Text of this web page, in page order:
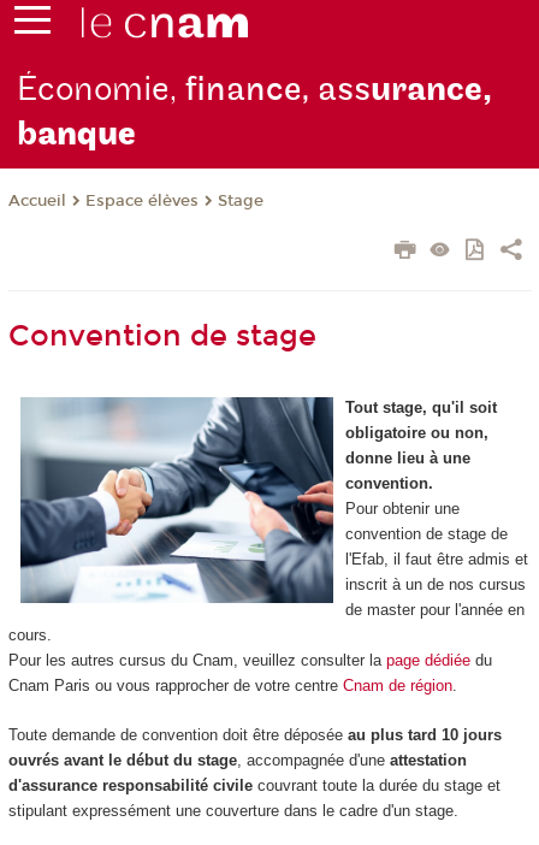
Économie,finance, assurance,
banque
Accueil Espace élèves Stage
Convention de stage
Tout stage, qu'il soit
obligatoire ou non,
donne lieu à une
convention.
Pour obtenir une
convention de stage de
l'Efab, il faut être admis et
inscrit à un de nos cursus
de master pour l'année en
cours.
Pour les autres cursus du Cnam, veuillez consulter la page dédiéedu
Cnam Paris ou vous rapprocher de votre centre Cnam de région.
Toute demande de convention doit être déposée au plus tard 10 jours
ouvrés avant le début du stage, accompagnée d'une attestation
d'assurance responsabilité civilecouvrant toute la durée du stage et
stipulant expressément une couverture dans le cadre d'un stage.